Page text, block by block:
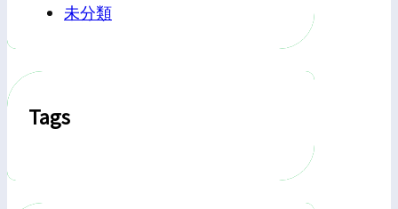
未分類
Tags